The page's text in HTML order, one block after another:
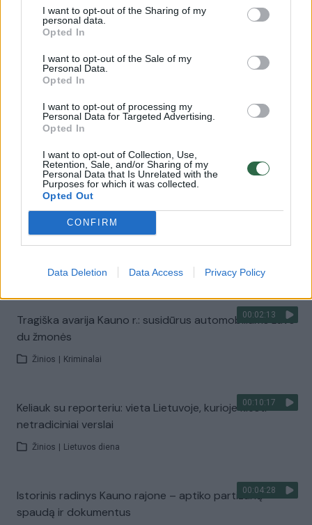
I want to opt-out of the Sharing of my
personal data.
Opted In
I want to opt-out of the Sale of my
Personal Data.
Opted In
I want to opt-out of processing my
Personal Data for Targeted Advertising.
Opted In
I want to opt-out of Collection, Use,
Retention, Sale, and/or Sharing of my
Personal Data that Is Unrelated with the
Purposes for which it was collected.
Opted Out
CONFIRM
Data Deletion Data Access Privacy Policy
Žinios | Lietuvos diena
Ugniagesiai apie didžiulio gaisro Kauno r. aplinkybes:
kombaino vairuotojas pajuto, kad dega
hektarų javų lauko
Žinios | Videobumas
Kauno rajone – trilerį primenančios neblaivaus
vairuotojo gaudynės
Žinios | Kriminalai
00:02:13
Tragiška avarija Kauno r.: susidūrus automobiliams žuvo
du žmonės
Žinios Kriminalai
00:10:17
Keliauk su reporteriu: vieta Lietuvoje, kurioje klesti
netradiciniai verslai
Žinios Lietuvos diena
00:04:28
Istorinis radinys Kauno rajone – aptiko partizanų
spaudą ir dokumentus